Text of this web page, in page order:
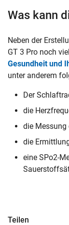
Was kann
Neben der
GT 3 Pro noch
Gesundheit und
unter anderem
Der
die
die Messung
die
eine SPo2-
Teilen